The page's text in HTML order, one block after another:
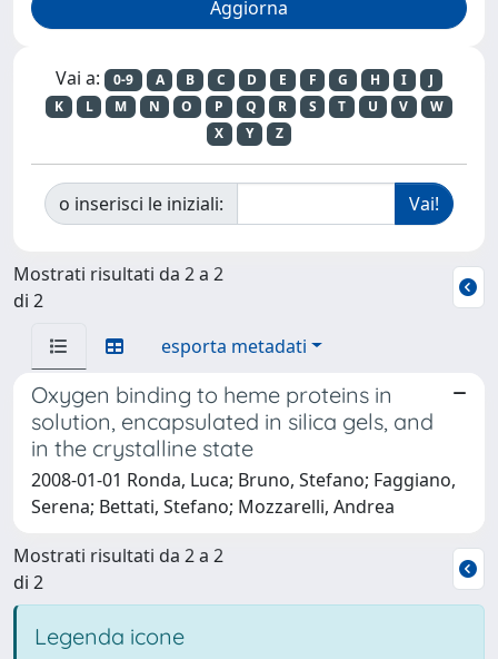
Vai a: 0-9 A B C D E F G H I
J
K
L M N O P Q R S T U V
W
X
Y Z
o inserisci le iniziali:
Mostrati risultati da 2 a 2
di 2
esporta metadati
Oxygen binding to heme proteins in
solution, encapsulated in silica gels, and
in the crystalline state
2008-01-01 Ronda, Luca; Bruno, Stefano; Faggiano,
Serena; Bettati, Stefano; Mozzarelli, Andrea
Mostrati risultati da 2 a 2
di 2
Legenda icone